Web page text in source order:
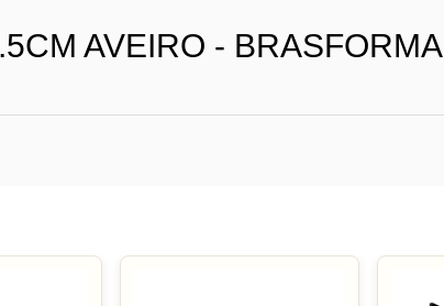
AVEIRO - BRASFORMA